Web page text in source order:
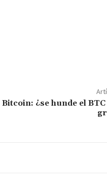
Bitcoin: ¿se hunde el